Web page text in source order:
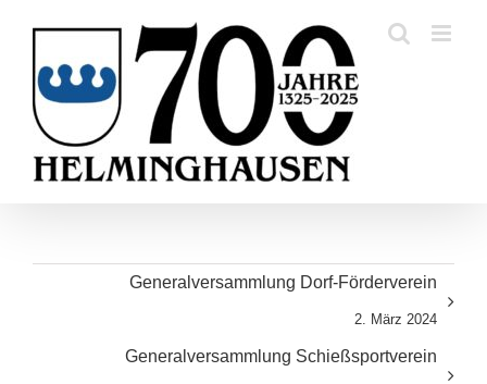
content
Generalversammlung Dorf-Förderverein
2. März 2024
Generalversammlung Schießsportverein